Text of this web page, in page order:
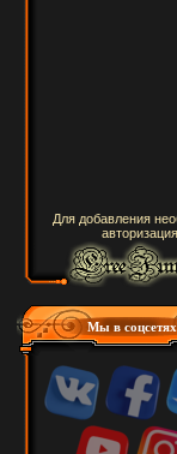
Для добавления
авторизация
Мы в соцсетях